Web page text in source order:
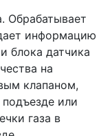
Обрабатывает
информацию
блока датчика
на
клапаном,
или
газа в